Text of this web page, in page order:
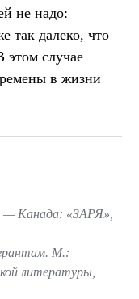
не надо:
так далеко, что
этом случае
в жизни
— Канада: «ЗАРЯ»,
М.:
литературы,